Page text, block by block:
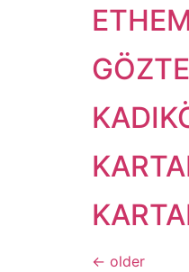
← older